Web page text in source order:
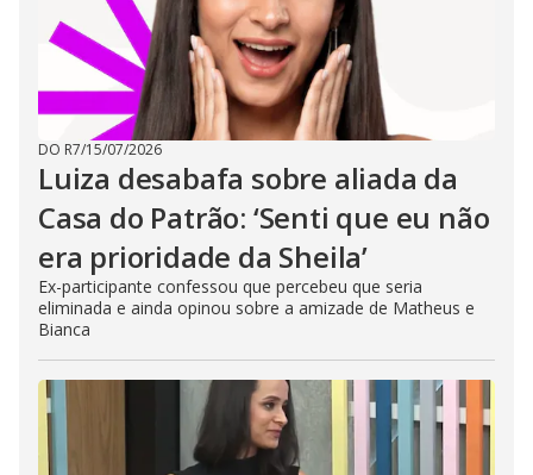
DO R7/15/07/2026
Luiza desabafa sobre aliada da
Casa do Patrão: ‘Senti que eu não
era prioridade da Sheila’
Ex-participante confessou que percebeu que seria
eliminada e ainda opinou sobre a amizade de Matheus e
Bianca